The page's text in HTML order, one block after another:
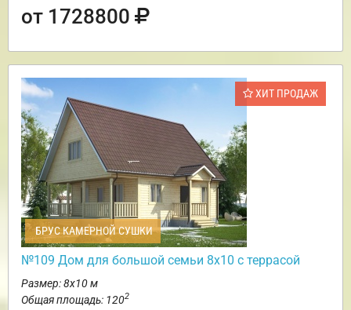
от 1728800
ХИТ ПРОДАЖ
БРУС КАМЕРНОЙ СУШКИ
№109 Дом для большой семьи 8х10 с террасой
Размер: 8х10 м
Общая площадь: 1202